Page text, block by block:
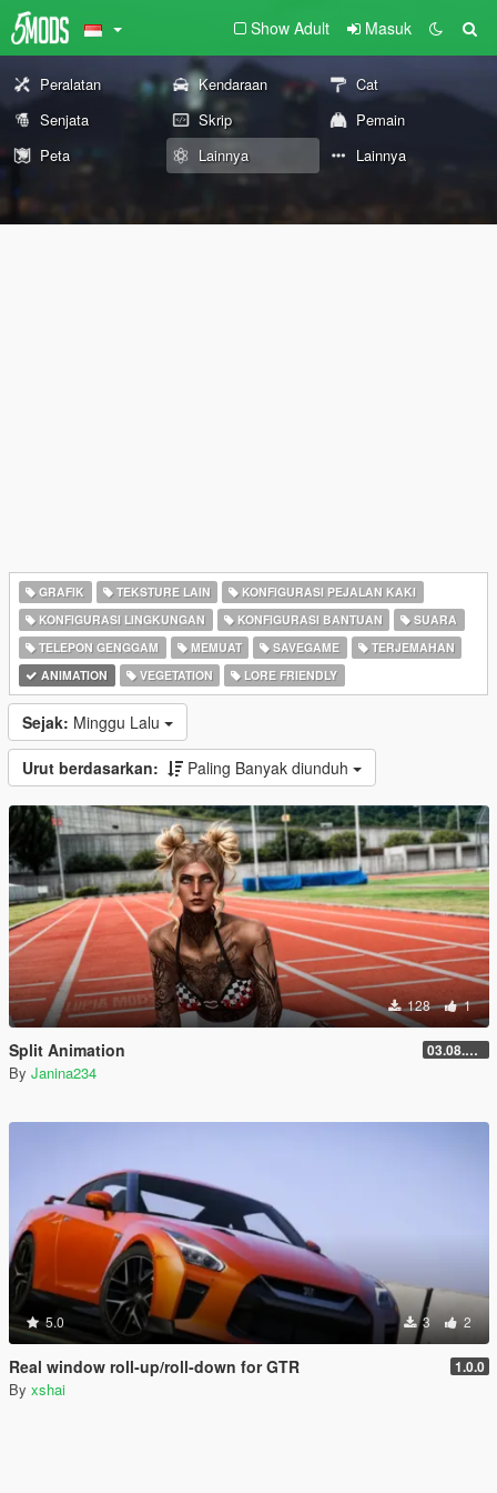
Show Adult Masuk
Peralatan Kendaraan
Cat
Senjata
Skrip
Pemain
Peta
Lainnya Lainnya
GRAFIK TEKSTURE LAIN
KONFIGURASI PEJALAN KAKI
KONFIGURASI LINGKUNGAN
KONFIGURASI BANTUAN
SUARA
TELEPON GENGGAM
MEMUAT SAVEGAME
TERJEMAHAN
ANIMATION
VEGETATION LORE FRIENDLY
Sejak: Minggu Lalu
Urut berdasarkan: Paling Banyak diunduh
128 1
Split Animation 03.08.2026
By Janina234
5.0 3 2
Real window roll‑up/roll‑down for GTR 1.0.0
By xshai